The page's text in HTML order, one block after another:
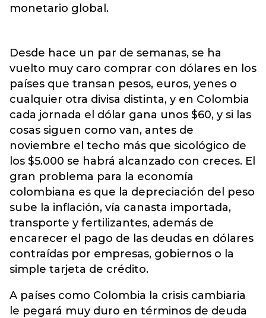
monetario global.
Desde hace un par de semanas, se ha
vuelto muy caro comprar con dólares en los
países que transan pesos, euros, yenes o
cualquier otra divisa distinta, y en Colombia
cada jornada el dólar gana unos $60, y si las
cosas siguen como van, antes de
noviembre el techo más que sicológico de
los $5.000 se habrá alcanzado con creces. El
gran problema para la economía
colombiana es que la depreciación del peso
sube la inflación, vía canasta importada,
transporte y fertilizantes, además de
encarecer el pago de las deudas en dólares
contraídas por empresas, gobiernos o la
simple tarjeta de crédito.
A países como Colombia la crisis cambiaria
le pegará muy duro en términos de deuda